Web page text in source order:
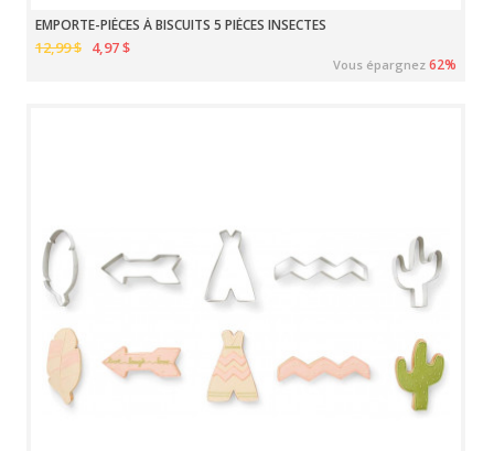
EMPORTE-PIÈCES À BISCUITS 5 PIÈCES INSECTES
12,99 $ 4,97 $
Vous épargnez62%